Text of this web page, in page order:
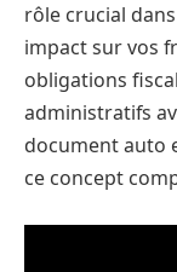
rôle crucial
impact sur vos
obligations
administratifs
document auto
ce concept